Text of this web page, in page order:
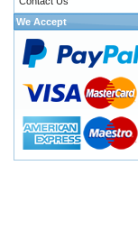
We Accept